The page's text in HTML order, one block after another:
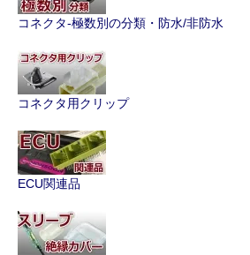
コネクタ-極数別の分類・防水/非防水
コネクタ用クリップ
ECU関連品